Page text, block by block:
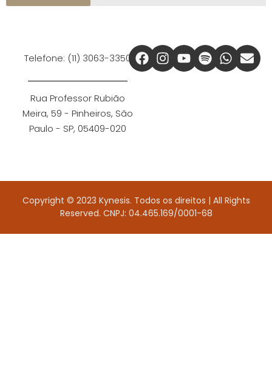
Telefone: (11) 3063-3350
Rua Professor Rubião
Meira, 59 - Pinheiros, São
Paulo - SP, 05409-020
Copyright © 2023 Kynesis. Todos os direitos | All Rights
Reserved. CNPJ: 04.465.169/0001-68